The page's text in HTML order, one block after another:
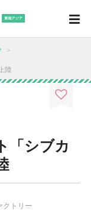
東南アジア
陸
「シブカ
クトリー